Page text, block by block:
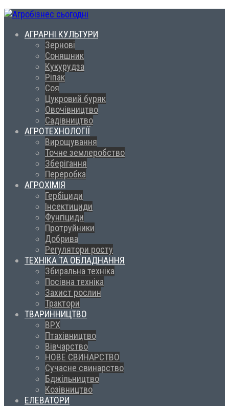
АГРАРНІ КУЛЬТУРИ
Зернові
Соняшник
Кукурудза
Ріпак
Соя
Цукровий буряк
Овочівництво
Садівництво
АГРОТЕХНОЛОГІЇ
Вирощування
Точне землеробство
Зберігання
Переробка
АГРОХІМІЯ
Гербіциди
Інсектициди
Фунгіциди
Протруйники
Добрива
Регулятори росту
ТЕХНІКА ТА ОБЛАДНАННЯ
Збиральна техніка
Посівна техніка
Захист рослин
Трактори
ТВАРИННИЦТВО
ВРХ
Птахівництво
Вівчарство
НОВЕ СВИНАРСТВО
Сучасне свинарство
Бджільництво
Козівництво
ЕЛЕВАТОРИ